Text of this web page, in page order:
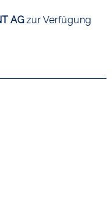
AGzur Verfügung